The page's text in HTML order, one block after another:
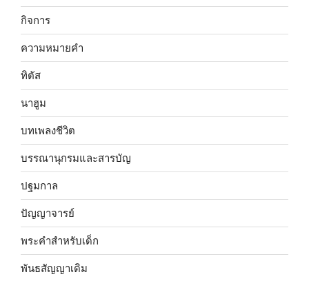
กิจการ
ความหมายคำ
ทิตัส
นาฮูม
บทเพลงชีวิต
บรรณานุกรมและสารบัญ
ปฐมกาล
ปัญญาจารย์
พระคำสำหรับเด็ก
พันธสัญญาเดิม